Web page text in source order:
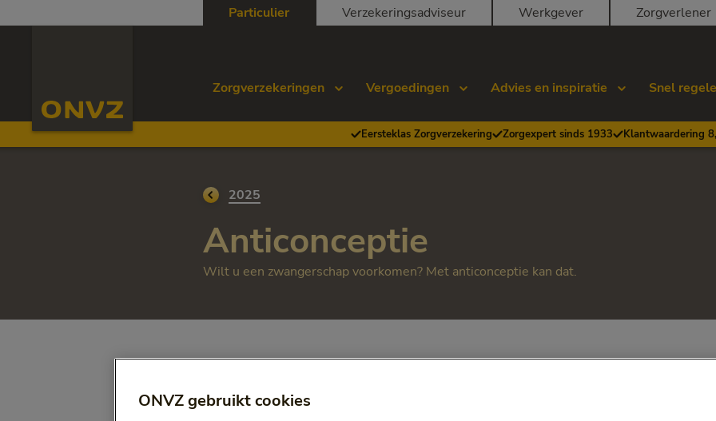
Particulier Verzekeringsadviseur Werkgever Zorgverlener
Zorgverzekeringen Vergoedingen Advies en inspiratie Snel
Eersteklas Zorgverzekering Zorgexpert sinds 1933 Klantwaardering
Ga terug naar
2025
Anticonceptie
Wilt u een zwangerschap voorkomen? Met anticonceptie kan dat.
Selecteer jaar
Vergoeding voor:
Bij het kiezen van een optie volgt een doorgestuurde link.
ONVZ gebruikt cookies